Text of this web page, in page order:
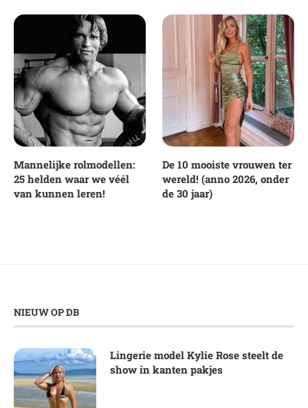
Mannelijke rolmodellen:
25 helden waar we véél
van kunnen leren!
De 10 mooiste vrouwen ter
wereld! (anno 2026, onder
de 30 jaar)
NIEUW OP DB
Lingerie model Kylie Rose steelt de
show in kanten pakjes